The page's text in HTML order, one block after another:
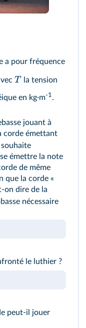
a pour fréquence
T la tension
en kg·m‑1 .
jouant à
corde émettant
émettre la note
de même
que la corde «
on dire de la
nécessaire
le luthier ?
peut-il jouer